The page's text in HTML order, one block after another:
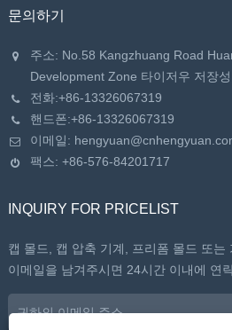
문의하기
주소: No.58 Kangzhuang Road
Development Zone 타이저우 저장
전화:+86-13326067319
핸드폰:+86-13326067319
이메일:
팩스: +86-576-84201717
INQUIRY FOR PRICELIST
캡 몰드, 캡 압축 기계, 프리폼 몰드 또는
이메일을 남겨주시면 24시간 이내에 연